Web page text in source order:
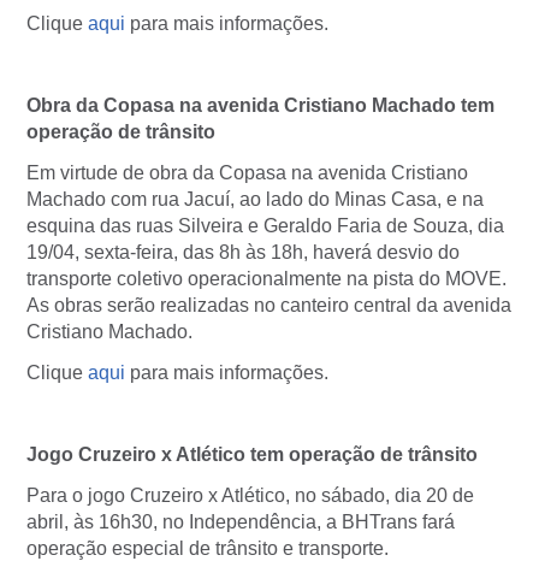
Clique aqui para mais informações.
Obra da Copasa na avenida Cristiano Machado tem
operação de trânsito
Em virtude de obra da Copasa na avenida Cristiano
Machado com rua Jacuí, ao lado do Minas Casa, e na
esquina das ruas Silveira e Geraldo Faria de Souza, dia
19/04, sexta-feira, das 8h às 18h, haverá desvio do
transporte coletivo operacionalmente na pista do MOVE.
As obras serão realizadas no canteiro central da avenida
Cristiano Machado.
Clique aqui para mais informações.
Jogo Cruzeiro x Atlético tem operação de trânsito
Para o jogo Cruzeiro x Atlético, no sábado, dia 20 de
abril, às 16h30, no Independência, a BHTrans fará
operação especial de trânsito e transporte.